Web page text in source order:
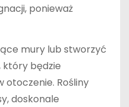
ponieważ
mury lub stworzyć
który będzie
otoczenie. Rośliny
doskonale